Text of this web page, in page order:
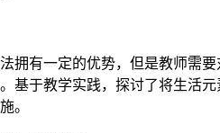
拥有一定的优势，但是教师需
基于教学实践，探讨了将生活
。